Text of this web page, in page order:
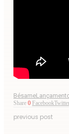
Bésame
Share 0 Facebook
previous post